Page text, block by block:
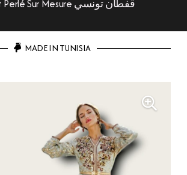
Caftan Brodé Et Perlé Sur Mesure قفطان تونسي
MADE IN TUNISIA